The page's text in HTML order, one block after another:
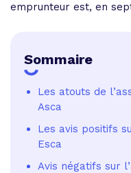
emprunteur est, en
Sommaire
Les atouts de
Asca
Les avis positifs
Esca
Avis négatifs sur